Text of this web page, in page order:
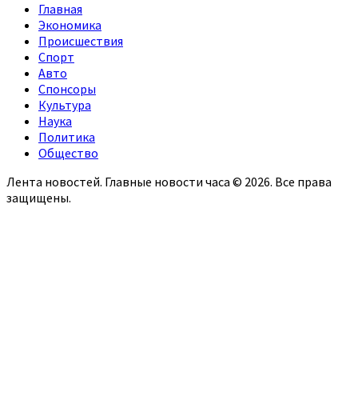
Главная
Экономика
Происшествия
Спорт
Авто
Спонсоры
Культура
Наука
Политика
Общество
Лента новостей. Главные новости часа © 2026. Все права
защищены.